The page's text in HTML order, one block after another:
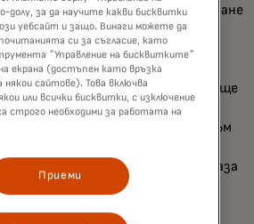
е помогнала за подобряване
предприятия и за
каза Алекс Хугейт,
директор на
Grab, но трябва да се свърши още
на по-голям достъп до
подпомагането на прехода към
"в който те се
а не стават негови жертви", каза
долу, за да научите какви бисквитки
уебсайт и защо. Винаги можете да
си за съгласие, като
"Управление на бисквитките"
екрана (достъпен като връзка
сайтове). Това включва
или всички бисквитки, с изключение
строго необходими за работата на
Приеми